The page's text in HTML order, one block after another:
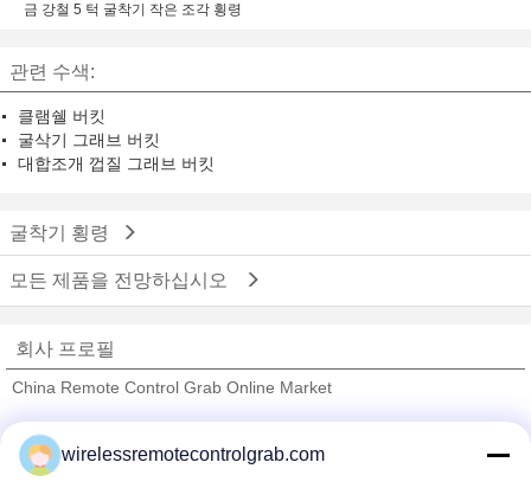
금 강철 5 턱 굴착기 작은 조각 횡령
관련 수색:
클램쉘 버킷
굴삭기 그래브 버킷
대합조개 껍질 그래브 버킷
굴착기 횡령
모든 제품을 전망하십시오
회사 프로필
China Remote Control Grab Online Market
검증된 공급 업체
Trust Seal
Verified Suplier
wirelessremotecontrolgrab.com